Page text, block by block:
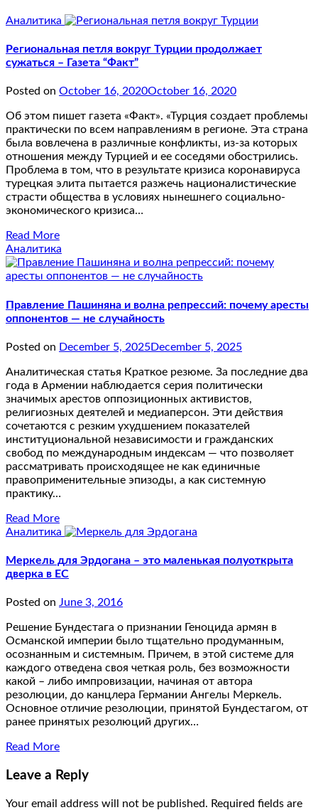
Аналитика
Региональная петля вокруг Турции продолжает
сужаться – Газета “Факт”
Posted on October 16, 2020October 16, 2020
Об этом пишет газета «Факт». «Турция создает проблемы
практически по всем направлениям в регионе. Эта страна
была вовлечена в различные конфликты, из-за которых
отношения между Турцией и ее соседями обострились.
Проблема в том, что в результате кризиса коронавируса
турецкая элита пытается разжечь националистические
страсти общества в условиях нынешнего социально-
экономического кризиса…
Read More
Аналитика
Правление Пашиняна и волна репрессий: почему аресты
оппонентов — не случайность
Posted on December 5, 2025December 5, 2025
Аналитическая статья Краткое резюме. За последние два
года в Армении наблюдается серия политически
значимых арестов оппозиционных активистов,
религиозных деятелей и медиаперсон. Эти действия
сочетаются с резким ухудшением показателей
институциональной независимости и гражданских
свобод по международным индексам — что позволяет
рассматривать происходящее не как единичные
правоприменительные эпизоды, а как системную
практику…
Read More
Аналитика
Меркель для Эрдогана – это маленькая полуоткрыта
дверка в ЕС
Posted on June 3, 2016
Решение Бундестага о признании Геноцида армян в
Османской империи было тщательно продуманным,
осознанным и системным. Причем, в этой системе для
каждого отведена своя четкая роль, без возможности
какой – либо импровизации, начиная от автора
резолюции, до канцлера Германии Ангелы Меркель.
Основное отличие резолюции, принятой Бундестагом, от
ранее принятых резолюций других…
Read More
Leave a Reply
Your email address will not be published. Required fields are